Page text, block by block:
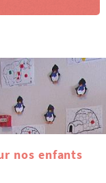
nos enfants